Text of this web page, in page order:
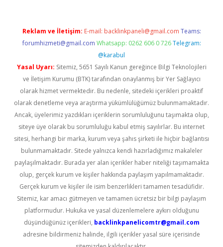
Reklam ve İletişim: E-mail: backlinkpaneli@gmail.com Teams:
forumhizmeti@gmail.com Whatsapp: 0262 606 0 726 Telegram:
@karabul
Yasal Uyarı: Sitemiz, 5651 Sayılı Kanun gereğince Bilgi Teknolojileri
ve İletişim Kurumu (BTK) tarafından onaylanmış bir Yer Sağlayıcı
olarak hizmet vermektedir. Bu nedenle, sitedeki içerikleri proaktif
olarak denetleme veya araştırma yükümlülüğümüz bulunmamaktadır.
Ancak, üyelerimiz yazdıkları içeriklerin sorumluluğunu taşımakta olup,
siteye üye olarak bu sorumluluğu kabul etmiş sayılırlar. Bu internet
sitesi, herhangi bir marka, kurum veya şahıs şirketi ile hiçbir bağlantısı
bulunmamaktadır. Sitede yalnızca kendi hazırladığımız makaleler
paylaşılmaktadır. Burada yer alan içerikler haber niteliği taşımamakta
olup, gerçek kurum ve kişiler hakkında paylaşım yapılmamaktadır.
Gerçek kurum ve kişiler ile isim benzerlikleri tamamen tesadüfidir.
Sitemiz, kar amacı gütmeyen ve tamamen ücretsiz bir bilgi paylaşım
platformudur. Hukuka ve yasal düzenlemelere aykırı olduğunu
düşündüğünüz içerikleri, backlinkpanelicomtr@gmail.com
adresine bildirmeniz halinde, ilgili içerikler yasal süre içerisinde